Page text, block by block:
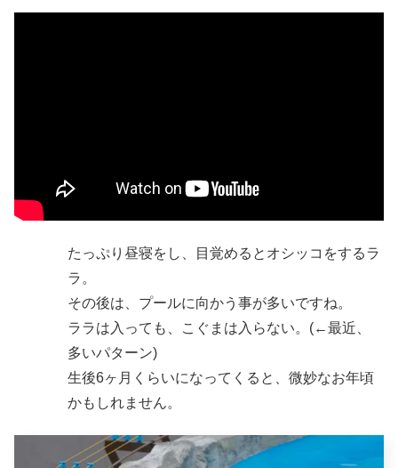
たっぷり昼寝をし、目覚めるとオシッコをするラ
ラ。
その後は、プールに向かう事が多いですね。
ララは入っても、こぐまは入らない。(←最近、
多いパターン)
生後6ヶ月くらいになってくると、微妙なお年頃
かもしれません。